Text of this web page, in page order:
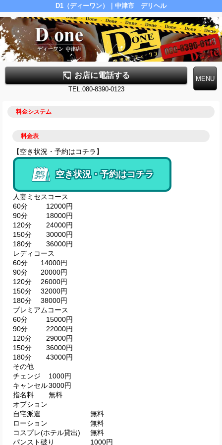
D1（ディーワン）｜中津市 デリヘル
お店に電話する
TEL.080-8390-0123
料金システム
料金表
【空き状況・予約はコチラ】
空き状況・予約はコチラ
人妻ミセスコース
60分
12000円
90分
18000円
120分
24000円
150分
30000円
180分
36000円
レディコース
60分
14000円
90分
20000円
120分
26000円
150分
32000円
180分
38000円
プレミアムコース
60分
15000円
90分
22000円
120分
29000円
150分
36000円
180分
43000円
その他
チェンジ
1000円
キャンセル3000円
指名料
無料
オプション
自宅派遣
無料
ローション
無料
コスプレ(ホテル貸出)
無料
パンスト破り
1000円